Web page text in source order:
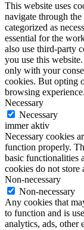
This website uses
navigate through
categorized as
essential for the
also use third-party
you use this
only with your
cookies. But opting
browsing experience.
Necessary
Necessary
immer aktiv
Necessary cookies
function properly.
basic functionalities
cookies do not store
Non-necessary
Non-necessary
Any cookies that
to function and is
analytics, ads, other